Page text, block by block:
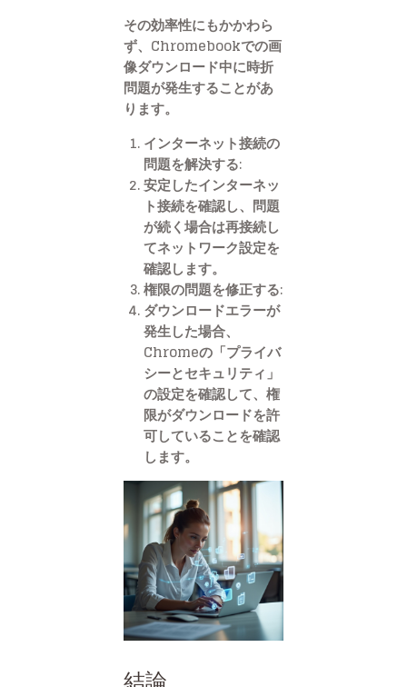
その効率性にもかかわら
ず、Chromebookでの画
像ダウンロード中に時折
問題が発生することがあ
ります。
インターネット接続の
問題を解決する:
安定したインターネッ
ト接続を確認し、問題
が続く場合は再接続し
てネットワーク設定を
確認します。
権限の問題を修正する:
ダウンロードエラーが
発生した場合、
Chromeの「プライバ
シーとセキュリティ」
の設定を確認して、権
限がダウンロードを許
可していることを確認
します。